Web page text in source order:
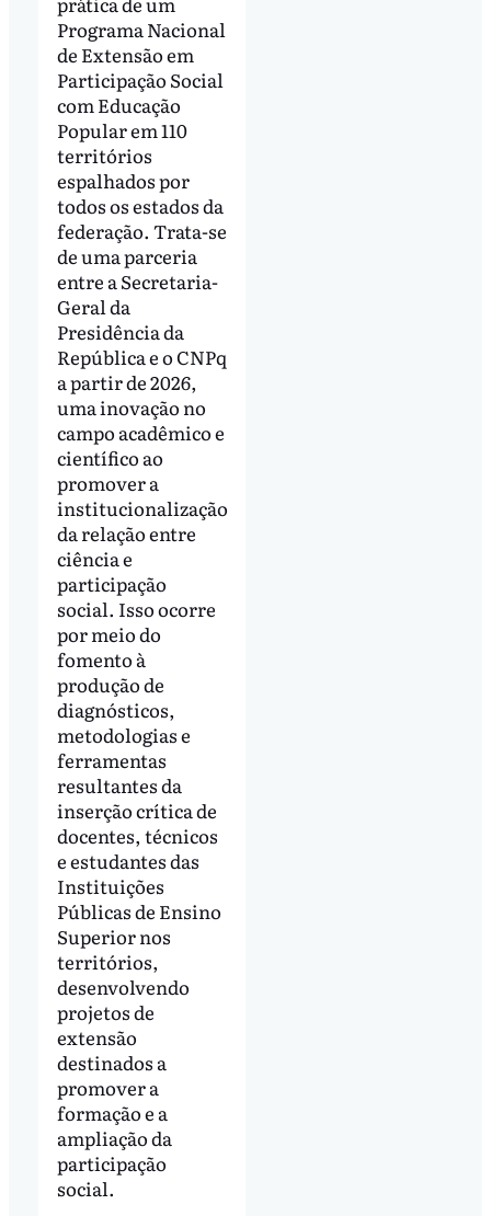
Programa Nacional
de Extensão em
Participação Social
com Educação
Popular em 110
territórios
espalhados por
todos os estados da
federação. Trata-se
de uma parceria
entre a Secretaria-
Geral da
Presidência da
República e o CNPq
a partir de 2026,
uma inovação no
campo acadêmico e
científico ao
promover a
institucionalização
da relação entre
ciência e
participação
social. Isso ocorre
por meio do
fomento à
produção de
diagnósticos,
metodologias e
ferramentas
resultantes da
inserção crítica de
docentes, técnicos
e estudantes das
Instituições
Públicas de Ensino
Superior nos
territórios,
desenvolvendo
projetos de
extensão
destinados a
promover a
formação e a
ampliação da
participação
social.